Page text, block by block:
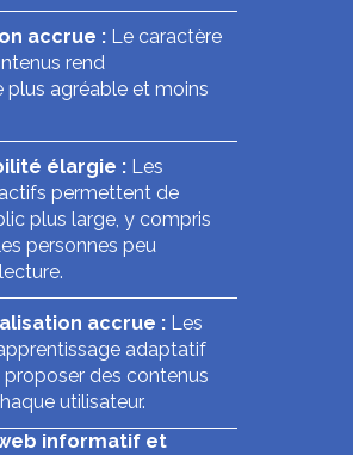
accrue : Le caractère
rend
plus agréable et moins
élargie : Les
permettent de
plus large, y compris
personnes peu
accrue : Les
adaptatif
des contenus
utilisateur.
informatif et